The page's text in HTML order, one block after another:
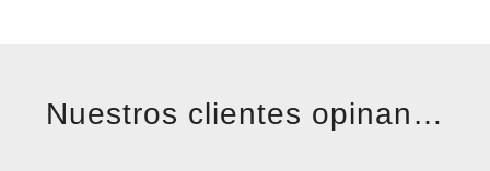
Nuestros clientes opinan…